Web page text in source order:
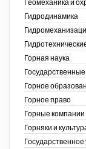
Геомеханика и
Гидродинамика
Горная наука
Горное
Горное право
Горные компании
Горняки и